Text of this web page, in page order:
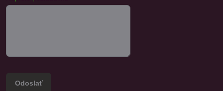
Odoslať